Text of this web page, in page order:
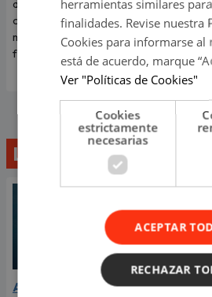
días de descanso para
organizar planes y compartir
momentos especiales con sus
familiares y seres queridos.
como
Lo último
Aria Vega conquista con
herramientas similares
finalidades. Revise nuestra
Cookies para informarse al
está de acuerdo, marque
Ver "Políticas de Cookies"
Cookies
estrictamente
necesarias
ACEPTAR
RECHAZAR